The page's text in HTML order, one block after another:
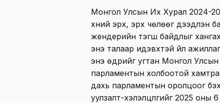
Монгол Улсын Их Хурал 2024-
хүний эрх, эрх чөлөөг дээдлэн
жендерийн тэгш байдлыг
энэ талаар идэвхтэй үйл
энэ өдрийг угтан Монгол
парламентын холбоотой
дахь парламентын оролцоог
уулзалт-хэлэлцүүлгийг 2025